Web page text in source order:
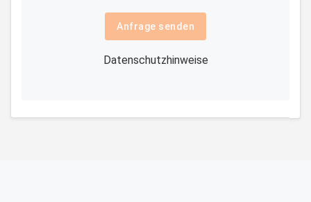
Anfrage senden
Datenschutzhinweise